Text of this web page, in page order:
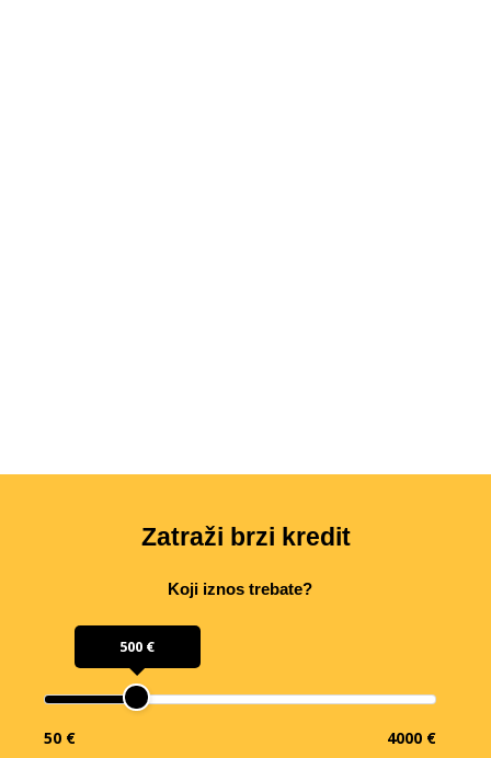
Zatraži brzi kredit
Koji iznos trebate?
500 €
50 € 4000 €